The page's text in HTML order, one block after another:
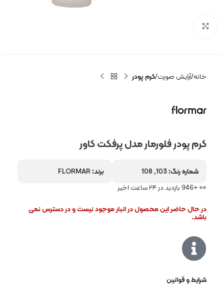
خانه آرایش صورت کرم پودر
کرم پودر فلورمار مدل پرفکت کاور
شماره رنگ: برند:
👀 +946 بازدید در ۲۴ ساعت اخیر
در حال حاضر این محصول در انبار موجود نیست و در دسترس نمی
باشد.
شرایط و قوانین